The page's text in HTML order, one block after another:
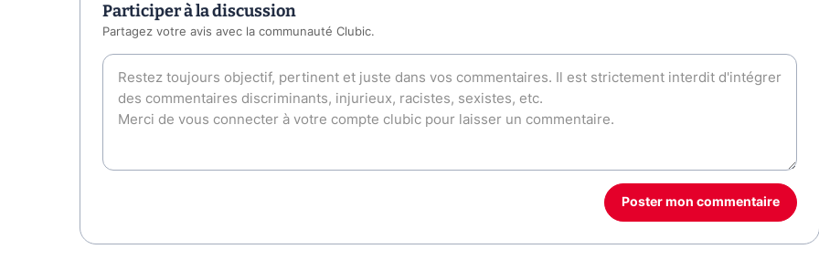
Participer à la discussion
Partagez votre avis avec la communauté Clubic.
Poster mon commentaire